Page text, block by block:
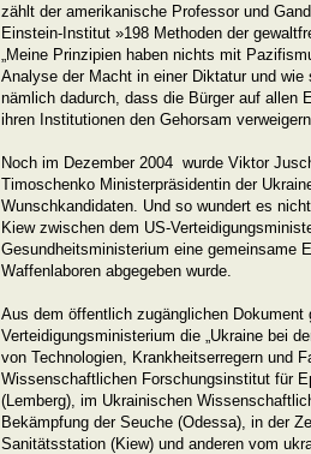
zählt der amerikanische Professor und
Einstein-Institut »198 Methoden der
„Meine Prinzipien haben nichts mit
Analyse der Macht in einer Diktatur und wie
nämlich dadurch, dass die Bürger auf allen
ihren Institutionen den Gehorsam
Noch im Dezember 2004 wurde Viktor
Timoschenko Ministerpräsidentin der
Wunschkandidaten. Und so wundert es
Kiew zwischen dem US-
Gesundheitsministerium eine gemeinsame
Waffenlaboren abgegeben wurde.
Aus dem öffentlich zugänglichen Dokument
Verteidigungsministerium die „Ukraine bei
von Technologien, Krankheitserregern und
Wissenschaftlichen Forschungsinstitut für
(Lemberg), im Ukrainischen
Bekämpfung der Seuche (Odessa), in der
Sanitätsstation (Kiew) und anderen vom